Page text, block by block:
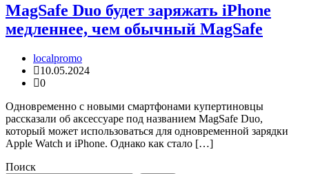
MagSafe Duo будет заряжать iPhone
медленнее, чем обычный MagSafe
localpromo
10.05.2024
0
Одновременно с новыми смартфонами купертиновцы
рассказали об аксессуаре под названием MagSafe Duo,
который может использоваться для одновременной зарядки
Apple Watch и iPhone. Однако как стало […]
Поиск